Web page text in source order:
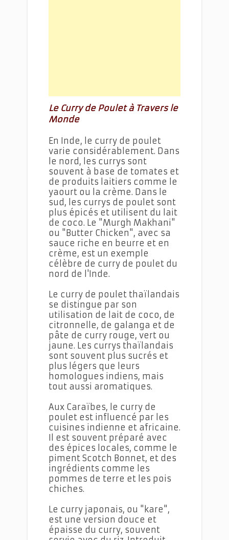
Le Curry de Poulet à Travers le
Monde
En Inde, le curry de poulet
varie considérablement. Dans
le nord, les currys sont
souvent à base de tomates et
de produits laitiers comme le
yaourt ou la crème. Dans le
sud, les currys de poulet sont
plus épicés et utilisent du lait
de coco. Le "Murgh Makhani"
ou "Butter Chicken", avec sa
sauce riche en beurre et en
crème, est un exemple
célèbre de curry de poulet du
nord de l'Inde.
Le curry de poulet thaïlandais
se distingue par son
utilisation de lait de coco, de
citronnelle, de galanga et de
pâte de curry rouge, vert ou
jaune. Les currys thaïlandais
sont souvent plus sucrés et
plus légers que leurs
homologues indiens, mais
tout aussi aromatiques.
Aux Caraïbes, le curry de
poulet est influencé par les
cuisines indienne et africaine.
Il est souvent préparé avec
des épices locales, comme le
piment Scotch Bonnet, et des
ingrédients comme les
pommes de terre et les pois
chiches.
Le curry japonais, ou "kare",
est une version douce et
épaisse du curry, souvent